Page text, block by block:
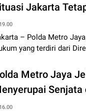
Jakarta
19.00
– Polda Metro
yang terdiri dari
Metro Jaya
Senjata
16.00